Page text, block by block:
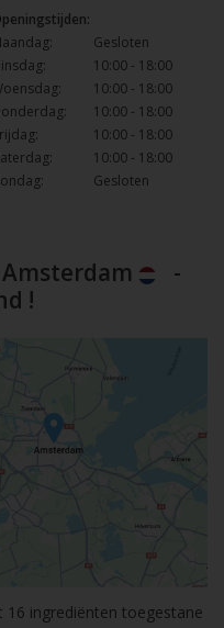
Gesloten
10:00 - 18:00
10:00 - 18:00
10:00 - 18:00
10:00 - 18:00
10:00 - 18:00
Gesloten
Amsterdam
-
!
ingrediënten toegestane